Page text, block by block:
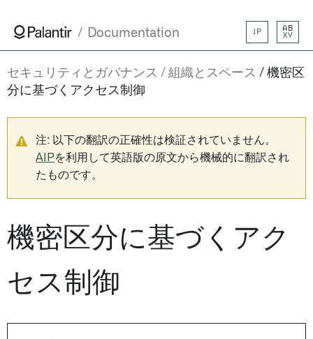
Documentation JP
AB
XY
セキュリティとガバナンス 組織とスペース
機密区
分に基づくアクセス制御
注: 以下の翻訳の正確性は検証されていません。
AIPを利用して英語版の原文から機械的に翻訳され
たものです。
機密区分に基づくアク
セス制御